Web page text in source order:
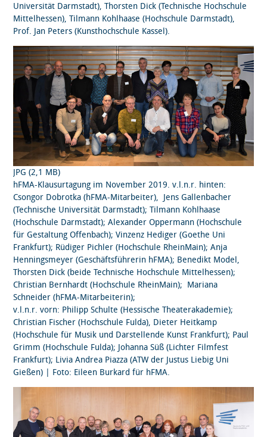
Universität Darmstadt), Thorsten Dick (Technische Hochschule
Mittelhessen), Tilmann Kohlhaase (Hochschule Darmstadt),
Prof. Jan Peters (Kunsthochschule Kassel).
JPG (2,1 MB)
hFMA-Klausurtagung im November 2019. v.l.n.r. hinten:
Csongor Dobrotka (hFMA-Mitarbeiter), Jens Gallenbacher
(Technische Universität Darmstadt); Tilmann Kohlhaase
(Hochschule Darmstadt); Alexander Oppermann (Hochschule
für Gestaltung Offenbach); Vinzenz Hediger (Goethe Uni
Frankfurt); Rüdiger Pichler (Hochschule RheinMain); Anja
Henningsmeyer (Geschäftsführerin hFMA); Benedikt Model,
Thorsten Dick (beide Technische Hochschule Mittelhessen);
Christian Bernhardt (Hochschule RheinMain); Mariana
Schneider (hFMA-Mitarbeiterin);
v.l.n.r. vorn: Philipp Schulte (Hessische Theaterakademie);
Christian Fischer (Hochschule Fulda), Dieter Heitkamp
(Hochschule für Musik und Darstellende Kunst Frankfurt); Paul
Grimm (Hochschule Fulda); Johanna Süß (Lichter Filmfest
Frankfurt); Livia Andrea Piazza (ATW der Justus Liebig Uni
Gießen) | Foto: Eileen Burkard für hFMA.